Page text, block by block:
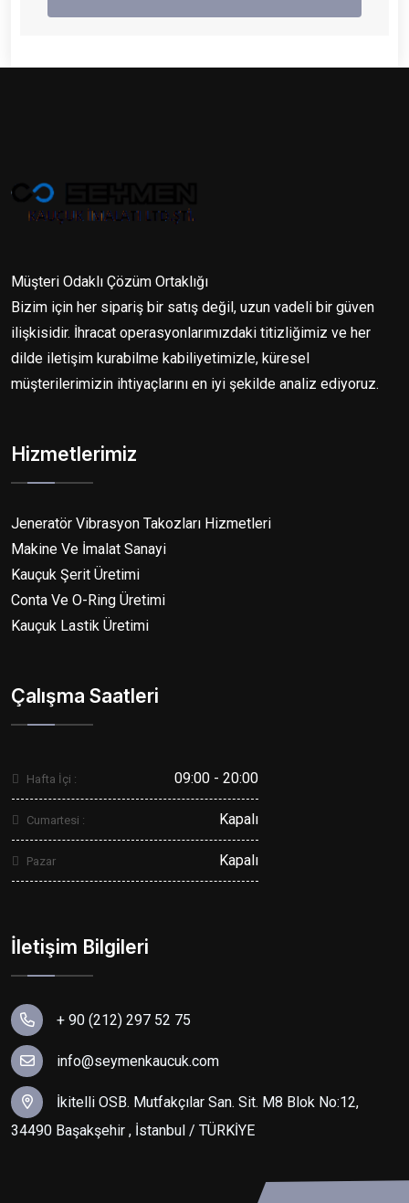
Müşteri Odaklı Çözüm Ortaklığı
Bizim için her sipariş bir satış değil, uzun vadeli bir güven
ilişkisidir. İhracat operasyonlarımızdaki titizliğimiz ve her
dilde iletişim kurabilme kabiliyetimizle, küresel
müşterilerimizin ihtiyaçlarını en iyi şekilde analiz ediyoruz.
Hizmetlerimiz
Jeneratör Vibrasyon Takozları Hizmetleri
Makine Ve İmalat Sanayi
Kauçuk Şerit Üretimi
Conta Ve O-Ring Üretimi
Kauçuk Lastik Üretimi
Çalışma Saatleri
Hafta İçi : 09:00 - 20:00
Cumartesi : Kapalı
Pazar Kapalı
İletişim Bilgileri
+ 90 (212) 297 52 75
info@seymenkaucuk.com
İkitelli OSB. Mutfakçılar San. Sit. M8 Blok No:12,
34490 Başakşehir , İstanbul / TÜRKİYE